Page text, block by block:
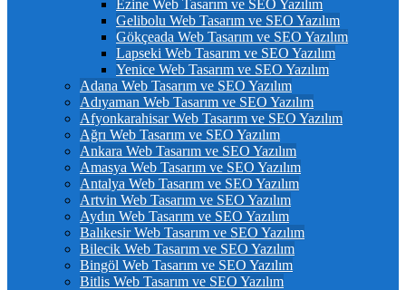
Ezine Web Tasarım ve SEO Yazılım
Gelibolu Web Tasarım ve SEO Yazılım
Gökçeada Web Tasarım ve SEO Yazılım
Lapseki Web Tasarım ve SEO Yazılım
Yenice Web Tasarım ve SEO Yazılım
Adana Web Tasarım ve SEO Yazılım
Adıyaman Web Tasarım ve SEO Yazılım
Afyonkarahisar Web Tasarım ve SEO Yazılım
Ağrı Web Tasarım ve SEO Yazılım
Ankara Web Tasarım ve SEO Yazılım
Amasya Web Tasarım ve SEO Yazılım
Antalya Web Tasarım ve SEO Yazılım
Artvin Web Tasarım ve SEO Yazılım
Aydın Web Tasarım ve SEO Yazılım
Balıkesir Web Tasarım ve SEO Yazılım
Bilecik Web Tasarım ve SEO Yazılım
Bingöl Web Tasarım ve SEO Yazılım
Bitlis Web Tasarım ve SEO Yazılım